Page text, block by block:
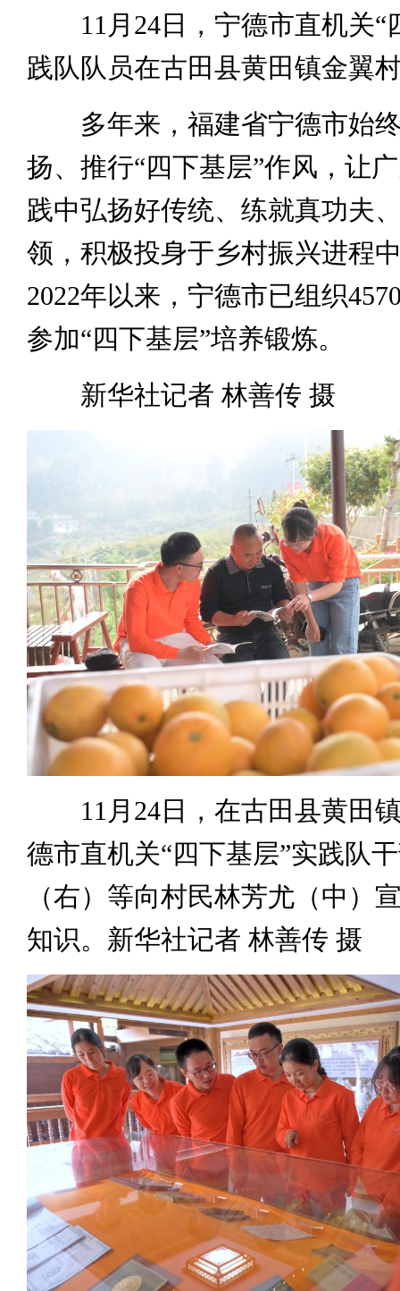
11月24日，宁德市直机关“
践队队员在古田县黄田镇金翼
多年来，福建省宁德市始终
扬、推行“四下基层”作风，让
践中弘扬好传统、练就真功夫
领，积极投身于乡村振兴进程
2022年以来，宁德市已组织
参加“四下基层”培养锻炼。
新华社记者 林善传 摄
11月24日，在古田县黄田
德市直机关“四下基层”实践队
（右）等向村民林芳尤（中）
知识。新华社记者 林善传 摄